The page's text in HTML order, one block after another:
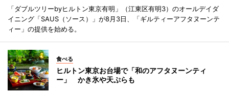
「ダブルツリーbyヒルトン東京有明」（江東区有明3）のオールデイダ
イニング「SAUS（ソース）」が8月3日、「ギルティーアフタヌーンテ
ィー」の提供を始める。
食べる
ヒルトン東京お台場で「和のアフタヌーンティ
ー」 かき氷や天ぷらも